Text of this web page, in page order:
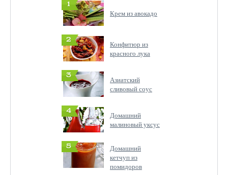
1
Крем из авокадо
2
Конфитюр из
красного лука
3
Азиатский
сливовый соус
4
Домашний
малиновый уксус
5
Домашний
кетчуп из
помидоров